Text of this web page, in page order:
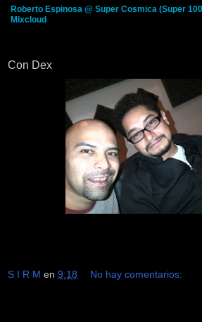
Roberto Espinosa @ Super Cosmica (Super
Mixcloud
Con Dex
S I R M en 9:18 No hay comentarios: